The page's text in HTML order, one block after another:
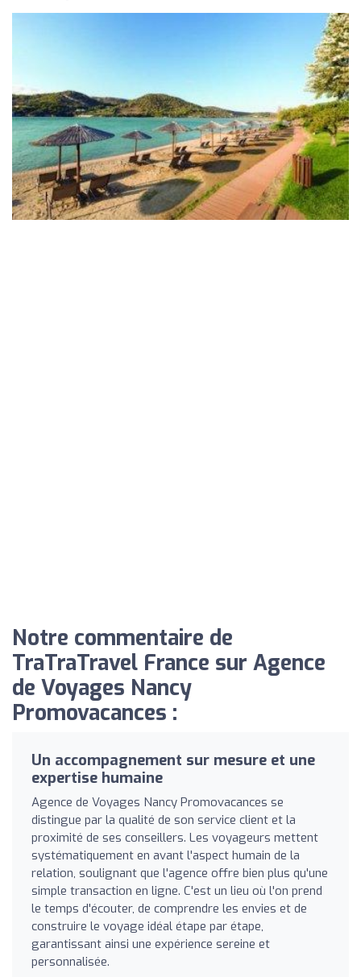
Notre commentaire de
TraTraTravel France sur Agence
de Voyages Nancy
Promovacances :
Un accompagnement sur mesure et une
expertise humaine
Agence de Voyages Nancy Promovacances se
distingue par la qualité de son service client et la
proximité de ses conseillers. Les voyageurs mettent
systématiquement en avant l'aspect humain de la
relation, soulignant que l'agence offre bien plus qu'une
simple transaction en ligne. C'est un lieu où l'on prend
le temps d'écouter, de comprendre les envies et de
construire le voyage idéal étape par étape,
garantissant ainsi une expérience sereine et
personnalisée.